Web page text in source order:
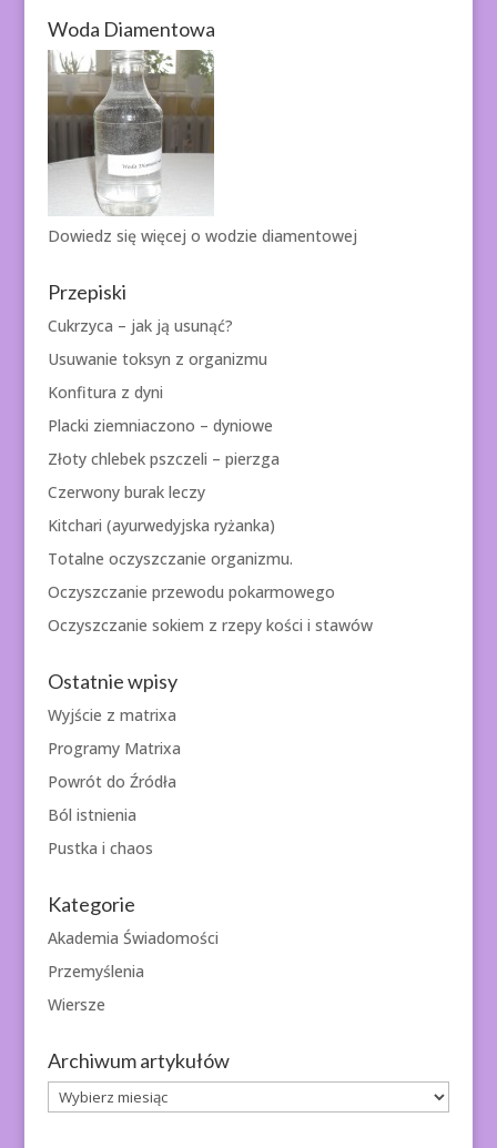
Woda Diamentowa
Dowiedz się więcej o wodzie diamentowej
Przepiski
Cukrzyca – jak ją usunąć?
Usuwanie toksyn z organizmu
Konfitura z dyni
Placki ziemniaczono – dyniowe
Złoty chlebek pszczeli – pierzga
Czerwony burak leczy
Kitchari (ayurwedyjska ryżanka)
Totalne oczyszczanie organizmu.
Oczyszczanie przewodu pokarmowego
Oczyszczanie sokiem z rzepy kości i stawów
Ostatnie wpisy
Wyjście z matrixa
Programy Matrixa
Powrót do Źródła
Ból istnienia
Pustka i chaos
Kategorie
Akademia Świadomości
Przemyślenia
Wiersze
Archiwum artykułów
Archiwum
artykułów